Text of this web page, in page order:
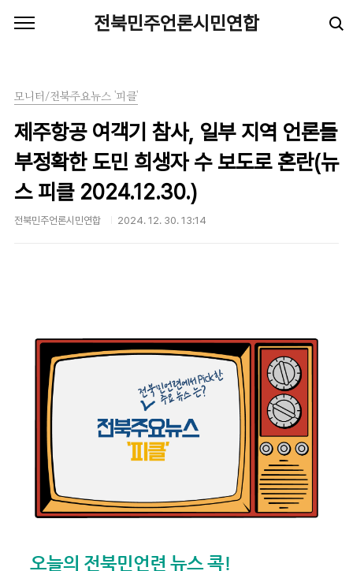
전북민주언론시민연합
모니터/전북주요뉴스 '피클'
제주항공 여객기 참사, 일부 지역 언론들
부정확한 도민 희생자 수 보도로 혼란(뉴
스 피클 2024.12.30.)
전북민주언론시민연합 2024. 12. 30. 13:14
오늘의 전북민언련 뉴스 콕!